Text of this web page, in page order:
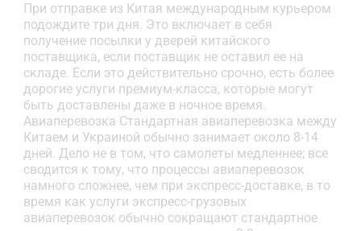
При отправке из Китая международным курьером
подождите три дня. Это включает в себя
получение посылки у дверей китайского
поставщика, если поставщик не оставил ее на
складе. Если это действительно срочно, есть более
дорогие услуги премиум-класса, которые могут
быть доставлены даже в ночное время.
Авиаперевозка Стандартная авиаперевозка между
Китаем и Украиной обычно занимает около 8-14
дней. Дело не в том, что самолеты медленнее; все
сводится к тому, что процессы авиаперевозок
намного сложнее, чем при экспресс-доставке, в то
время как услуги экспресс-грузовых
авиаперевозок обычно сокращают стандартное